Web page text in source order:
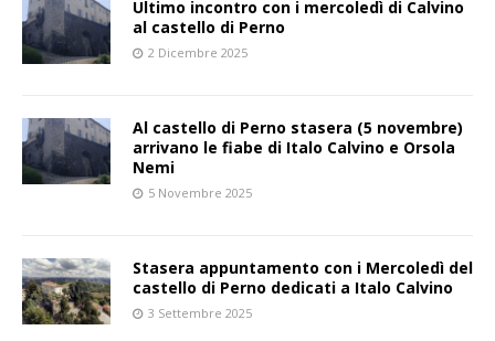
Ultimo incontro con i mercoledì di Calvino
al castello di Perno
2 Dicembre 2025
Al castello di Perno stasera (5 novembre)
arrivano le fiabe di Italo Calvino e Orsola
Nemi
5 Novembre 2025
Stasera appuntamento con i Mercoledì del
castello di Perno dedicati a Italo Calvino
3 Settembre 2025